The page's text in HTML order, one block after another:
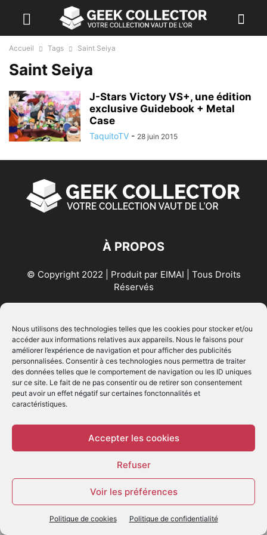
Nous utilisons des technologies telles que les cookies pour stocker et/ou
accéder aux informations relatives aux appareils. Nous le faisons pour
améliorer l’expérience de navigation et pour afficher des publicités
personnalisées. Consentir à ces technologies nous permettra de traiter
des données telles que le comportement de navigation ou les ID uniques
sur ce site. Le fait de ne pas consentir ou de retirer son consentement
peut avoir un effet négatif sur certaines fonctonnalités et
caractéristiques.
Accepter les cookies
Refuser
Voir les préférences
Politique de cookies Politique de confidentialité
Accueil Tags Saint Seiya
Saint Seiya
J-Stars Victory VS+, une édition
exclusive Guidebook + Metal
Case
TaquitoTV - 28 juin 2015
À PROPOS
© Copyright 2022 | Produit par EIMAI | Tous Droits
Réservés
SUIVEZ NOUS
Powered By :XYZScripts.com